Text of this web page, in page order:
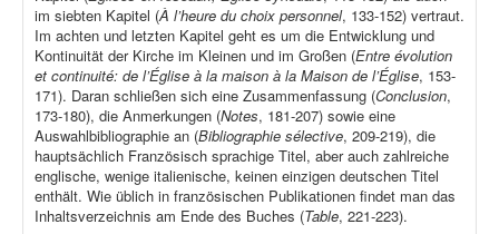
im siebten Kapitel (À l’heure du choix personnel, 133-152) vertraut.
Im achten und letzten Kapitel geht es um die Entwicklung und
Kontinuität der Kirche im Kleinen und im Großen (Entre évolution
et continuité: de l’Église à la maison à la Maison de l’Église, 153-
171). Daran schließen sich eine Zusammenfassung (Conclusion,
173-180), die Anmerkungen (Notes, 181-207) sowie eine
Auswahlbibliographie an (Bibliographie sélective, 209-219), die
hauptsächlich Französisch sprachige Titel, aber auch zahlreiche
englische, wenige italienische, keinen einzigen deutschen Titel
enthält. Wie üblich in französischen Publikationen findet man das
Inhaltsverzeichnis am Ende des Buches (Table, 221-223).